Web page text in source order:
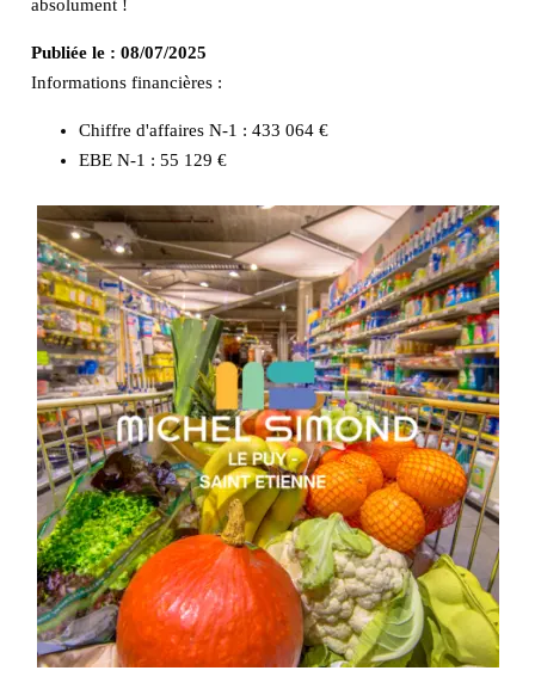
absolument !
Publiée le : 08/07/2025
Informations financières :
Chiffre d'affaires N-1 : 433 064 €
EBE N-1 : 55 129 €